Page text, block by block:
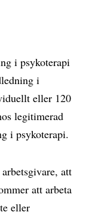
i psykoterapi
i
eller 120
legitimerad
i psykoterapi.
att
att arbeta
eller